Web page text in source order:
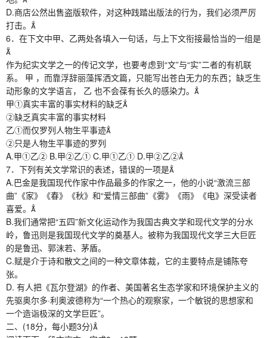
D.商店公然出售盗版软件，对这种践踏出版法的行为，我们必须严厉
打击。
6．在下文中甲、乙两处各填入一句话，与上下文衔接最恰当的一组是

作为纪实文学之一的传记文学，也要考虑到“文”与“实”二者的有机联
系。 甲 ，而靠浮辞丽藻挥洒文篇，只能写出苍白无力的东西；缺乏生
动形象的文学语言， 乙 也不会葆有长久的感染力。
甲①真实丰富的事实材料的缺乏
②缺乏真实丰富的事实材料
乙①而仅罗列人物生平事迹
②只是人物生平事迹的罗列
A.甲①乙② B.甲②乙① C.甲①乙① D.甲②乙②
7．下列有关文学常识的表述，错误的一项是
A.巴金是我国现代作家中作品最多的作家之一，他的小说“激流三部
曲”《家》《春》《秋》和“爱情三部曲”《雾》《雨》《电》深受读者
喜爱。
B.我们通常把“五四”新文化运动作为我国古典文学和现代文学的分水
岭，鲁迅则是我国现代文学的奠基人。被称为我国现代文学三大巨匠
的是鲁迅、郭沫若、茅盾。
C.赋是介于诗和散文之间的一种文章体裁，它的主要特点是铺陈夸
张。
D. 有人把《瓦尔登湖》的作者、美国著名生态学家和环境保护主义的
先驱奥尔多·利奥波德称为“一个热心的观察家，一个敏锐的思想家和
一个造诣极深的文学巨匠”。
二、(18分，每小题3分)